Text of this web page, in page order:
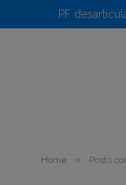
Home » Posts